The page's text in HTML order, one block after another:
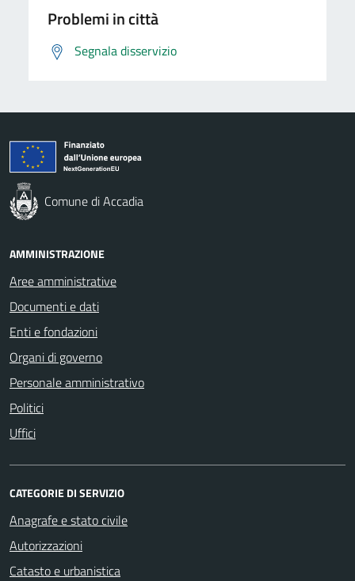
Problemi in città
Segnala disservizio
Comune di Accadia
AMMINISTRAZIONE
Aree amministrative
Documenti e dati
Enti e fondazioni
Organi di governo
Personale amministrativo
Politici
Uffici
CATEGORIE DI SERVIZIO
Anagrafe e stato civile
Autorizzazioni
Catasto e urbanistica